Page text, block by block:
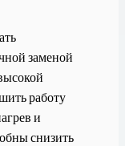
заменой
работу
и
снизить